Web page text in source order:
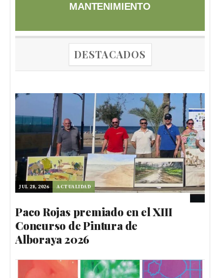
MANTENIMIENTO
DESTACADOS
JUL 28, 2026 ACTUALIDAD
Paco Rojas premiado en el XIII
Concurso de Pintura de
Alboraya 2026